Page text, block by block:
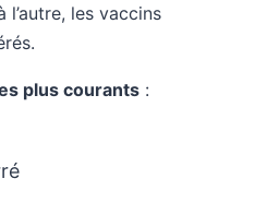
l’autre, les vaccins
plus courants :